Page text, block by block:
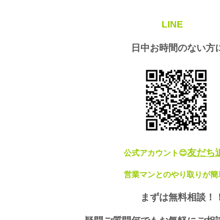
LINE
日中お時間のない方
公式アカウント😊友だち
営業マンとのやり取りが簡
まずは無料相談！